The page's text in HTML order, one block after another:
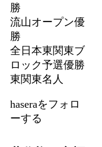
勝
流山オープン優
勝
全日本東関東ブ
ロック予選優勝
東関東名人
haseraをフォロ
ーする